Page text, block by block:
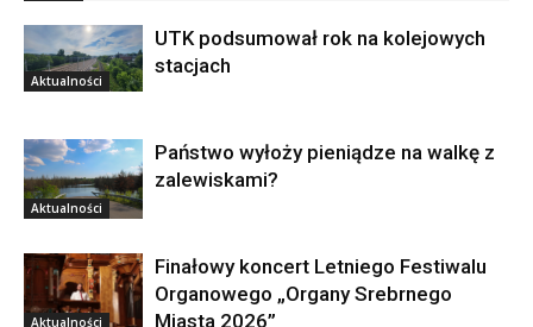
Aktualności
UTK podsumował rok na kolejowych
stacjach
Aktualności
Państwo wyłoży pieniądze na walkę z
zalewiskami?
Aktualności
Finałowy koncert Letniego Festiwalu
Organowego „Organy Srebrnego
Miasta 2026”